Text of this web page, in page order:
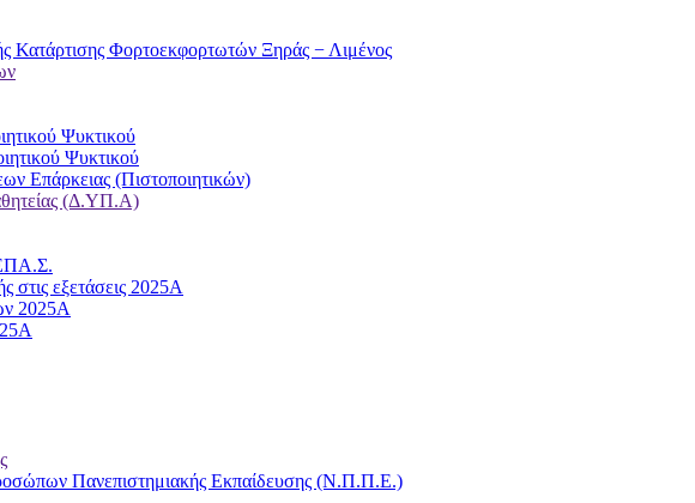
Κατάρτισης Φορτοεκφορτωτών Ξηράς − Λιμένος
Ψυκτικού
Ψυκτικού
Επάρκειας (Πιστοποιητικών)
(Δ.ΥΠ.Α)
στις εξετάσεις 2025Α
2025A
Πανεπιστημιακής Εκπαίδευσης (Ν.Π.Π.Ε.)